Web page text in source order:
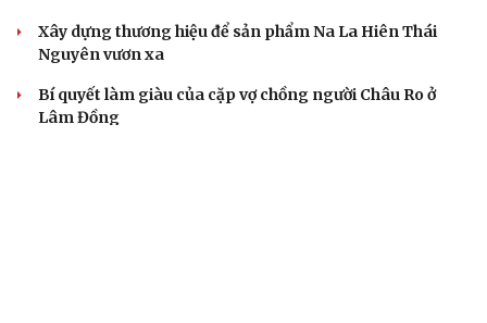
Xây dựng thương hiệu để sản phẩm Na La Hiên Thái
Nguyên vươn xa
Bí quyết làm giàu của cặp vợ chồng người Châu Ro ở
Lâm Đồng